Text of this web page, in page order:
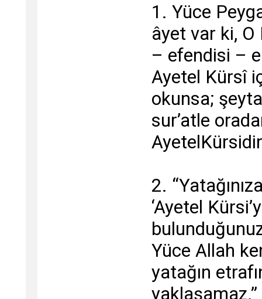
1. Yüce
âyet var ki, O
– efendisi –
Ayetel Kürsî
okunsa;
sur’atle
2.
‘Ayetel
Yüce Allah
yatağın